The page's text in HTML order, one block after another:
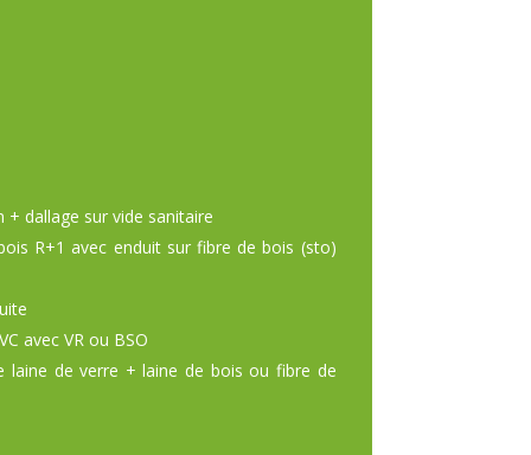
dallage sur vide sanitaire
R+1 avec enduit sur fibre de bois (sto)
avec VR ou BSO
laine de verre + laine de bois ou fibre de